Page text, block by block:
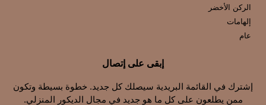
الركن الأخضر
إلهامات
عام
إبقى على إتصال
إشترك في القائمة البريدية سيصلك كل جديد. خطوة بسيطة وتكون
ممن يطلعون على كل ما هو جديد في مجال الديكور المنزلي.